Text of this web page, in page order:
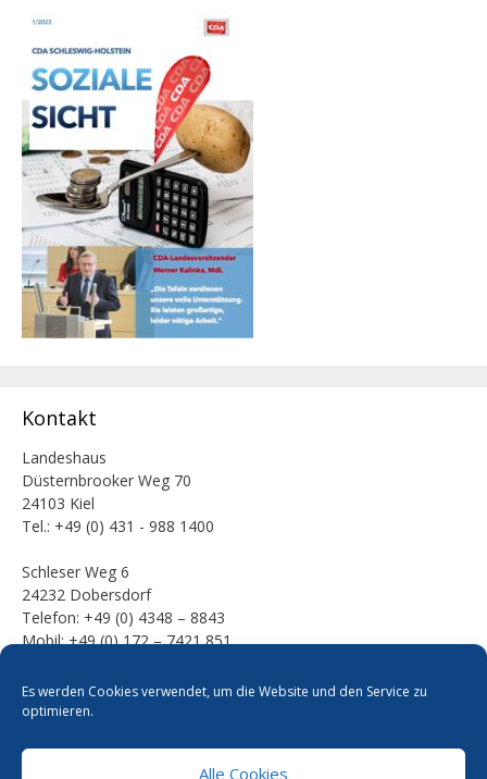
Es werden Cookies verwendet, um die Website und den Service zu
optimieren.
Alle Cookies
Kontakt
Landeshaus
Düsternbrooker Weg 70
24103 Kiel
Tel.: +49 (0) 431 - 988 1400
Schleser Weg 6
24232 Dobersdorf
Telefon: +49 (0) 4348 – 8843
Mobil: +49 (0) 172 – 7421 851
E-Mail:
mail [at] werner-kalinka [dot] de